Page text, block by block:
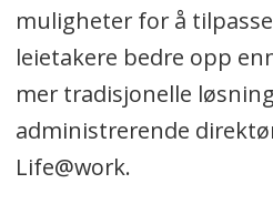
muligheter for å
leietakere bedre opp
mer tradisjonelle
administrerende
Life@work.